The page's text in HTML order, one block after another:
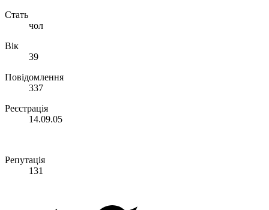
Стать
чол
Вік
39
Повідомлення
337
Реєстрація
14.09.05
Репутація
131